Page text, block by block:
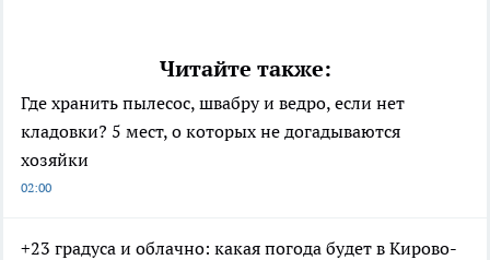
Читайте также:
Где хранить пылесос, швабру и ведро, если нет
кладовки? 5 мест, о которых не догадываются
хозяйки
02:00
+23 градуса и облачно: какая погода будет в Кирово-